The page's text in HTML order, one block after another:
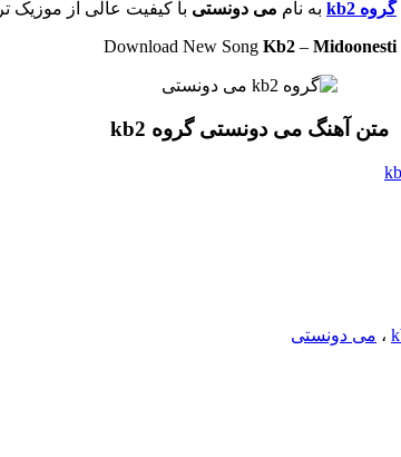
گروه kb2 به نام می دونستی با کیفیت عالی از موزیک
Download New Song Kb2– Midoonesti
متن آهنگ می دونستی گروه kb2
، می دونستی